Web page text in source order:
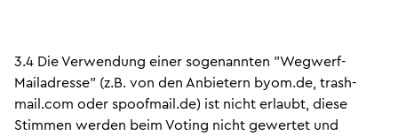
3.4 Die Verwendung einer sogenannten "Wegwerf-
Mailadresse" (z.B. von den Anbietern byom.de, trash-
mail.com oder spoofmail.de) ist nicht erlaubt, diese
Stimmen werden beim Voting nicht gewertet und